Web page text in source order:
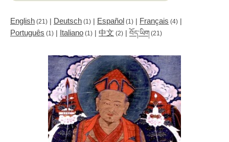
English (21) | Deutsch (1) | Español (1) | Français (4) |
Português (1) | Italiano (1) | 中文 (2) | བོད་ཡིག (21)